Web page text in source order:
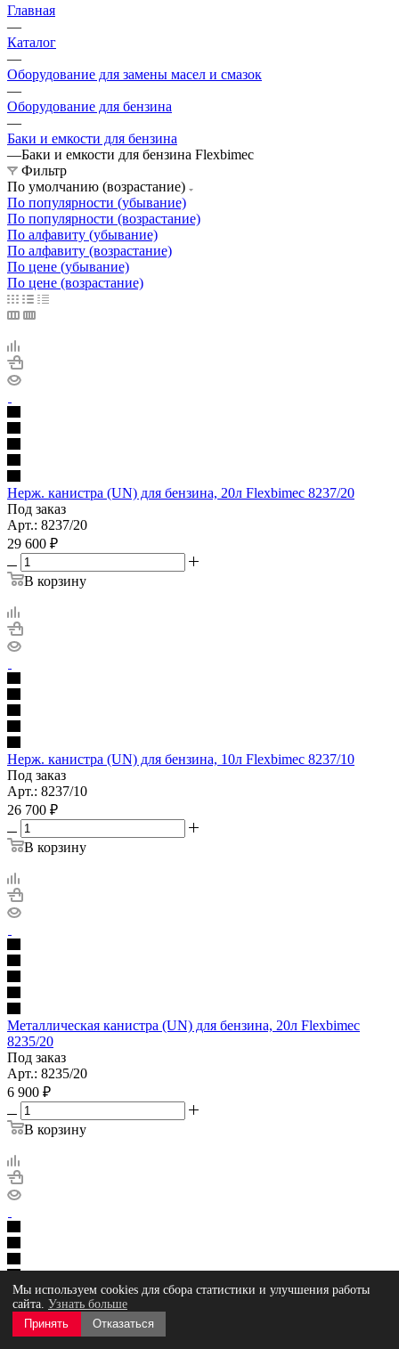
Главная
—
Каталог
—
Оборудование для замены масел и смазок
—
Оборудование для бензина
—
Баки и емкости для бензина
—Баки и емкости для бензина Flexbimec
Фильтр
По умолчанию (возрастание)
По популярности (убывание)
По популярности (возрастание)
По алфавиту (убывание)
По алфавиту (возрастание)
По цене (убывание)
По цене (возрастание)
Нерж. канистра (UN) для бензина, 20л Flexbimec 8237/20
Под заказ
Арт.: 8237/20
29 600 ₽
В корзину
Нерж. канистра (UN) для бензина, 10л Flexbimec 8237/10
Под заказ
Арт.: 8237/10
26 700 ₽
В корзину
Металлическая канистра (UN) для бензина, 20л Flexbimec
8235/20
Под заказ
Арт.: 8235/20
6 900 ₽
В корзину
Металлическая канистра (UN) для бензина, 10л Flexbimec
8235/10
Под заказ
Мы используем cookies для сбора статистики и улучшения работы
сайта. Узнать больше
Принять
Отказаться